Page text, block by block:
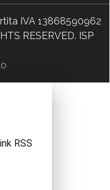
IVA 13868590962
RESERVED. ISP
RSS